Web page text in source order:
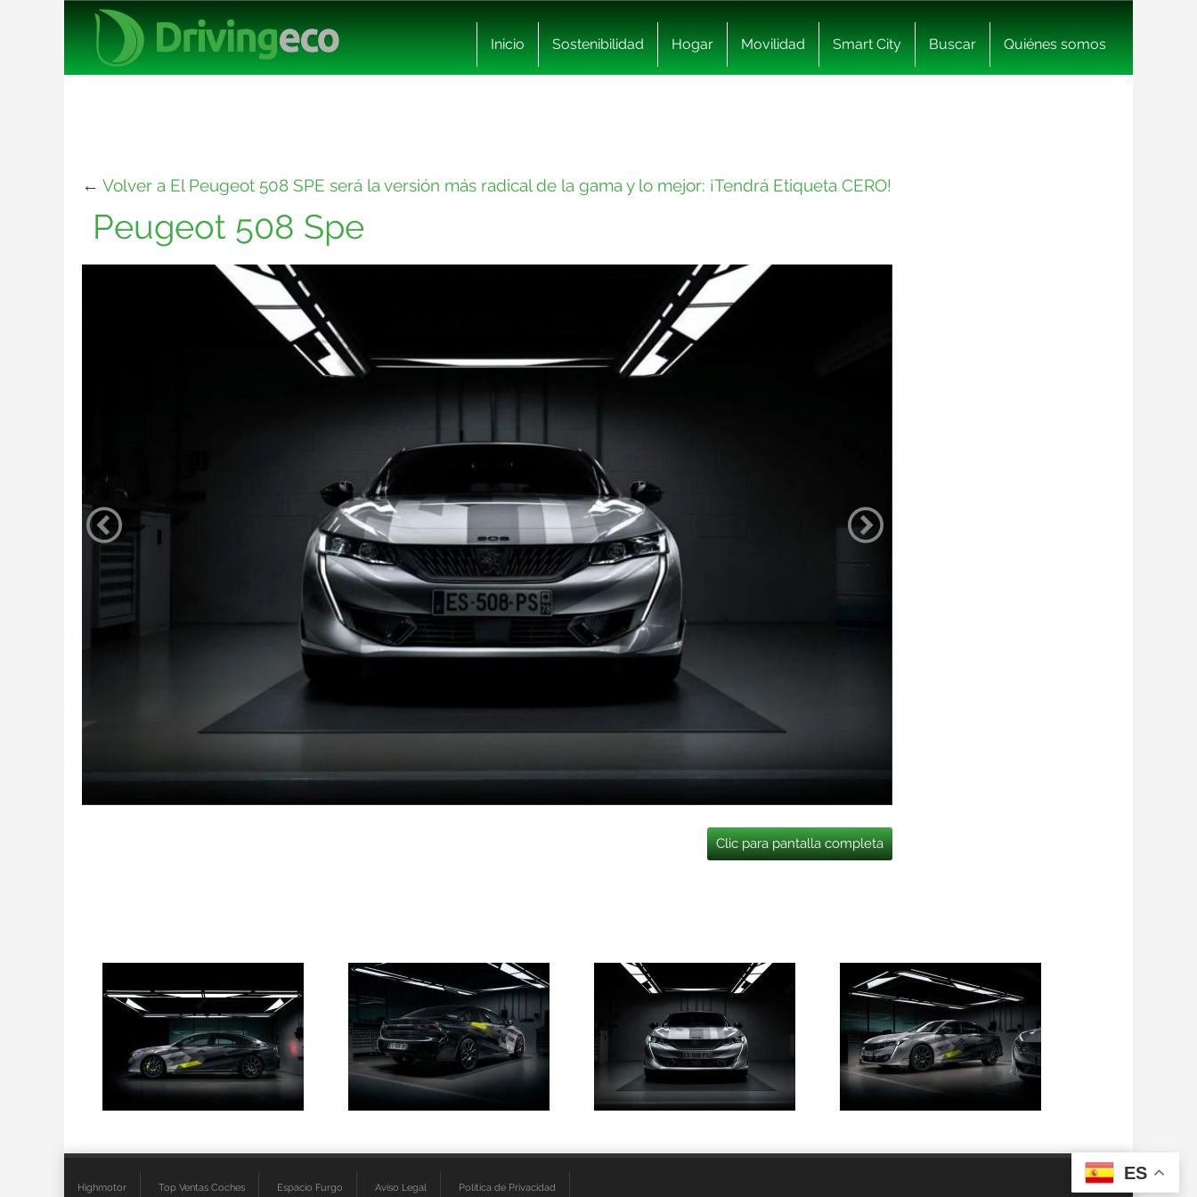
Inicio Sostenibilidad Hogar Movilidad Smart City Buscar Quiénes somos
← Volver a El Peugeot 508 SPE será la versión más radical de la gama y lo mejor: ¡Tendrá Etiqueta CERO!
Peugeot 508 Spe
Clic para pantalla completa
Highmotor Top Ventas Coches Espacio Furgo Aviso Legal Política de Privacidad
ES